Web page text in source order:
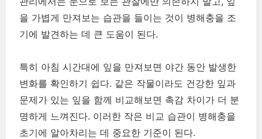
을 가볍게 만져보는 습관을 들이는 것이 병해충을 조
기에 발견하는 데 큰 도움이 된다.
특히 아침 시간대에 잎을 만져보면 야간 동안 발생한
변화를 확인하기 쉽다. 같은 작물이라도 건강한 잎과
문제가 있는 잎을 함께 비교해보면 촉감 차이가 더 분
명하게 느껴진다. 이러한 작은 비교 습관이 병해충을
초기에 알아차리는 데 중요한 기준이 된다.